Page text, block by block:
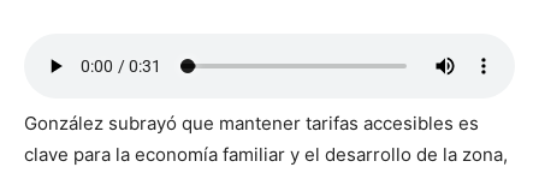
González subrayó que mantener tarifas accesibles es
clave para la economía familiar y el desarrollo de la zona,